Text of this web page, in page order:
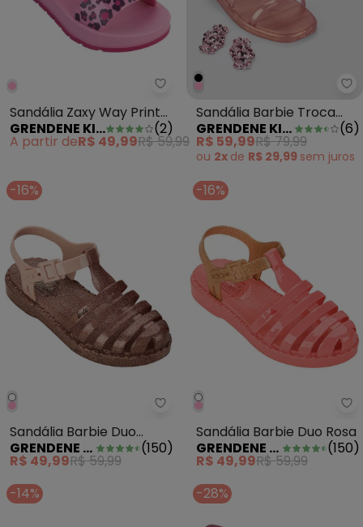
Grendene Kids - Sandália Zaxy
Sandália Zaxy Way Print
Rosa
GRENDENE KIDS (2)
A partir deR$ 49,99R$ 59,99
Sandália Barbie Troca
Enfeites RosaGRENDENE KIDS (6)
R$ 59,99R$ 79,99
ou 2x de R$ 29,99 sem juros
-16%
Grendene Kids - Sandália
Sandália Barbie Duo
Glitter
GRENDENE KIDS (150)
R$ 49,99R$ 59,99
-16%
Sandália Barbie Duo Rosa
GRENDENE KIDS
(150)
R$ 49,99R$ 59,99
-14%
-28%